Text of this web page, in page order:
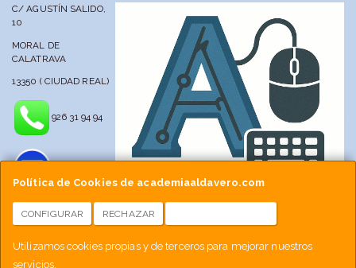
Política de Cookies de academiaaldavero.com
CONFIGURAR RECHAZAR
Utilizamos cookies propias y de terceros para mejorar nuestros
servicios.
C/ AGUSTÍN SALIDO,
10
MORAL DE
CALATRAVA
13350 ( CIUDAD REAL)
926 31 94 94